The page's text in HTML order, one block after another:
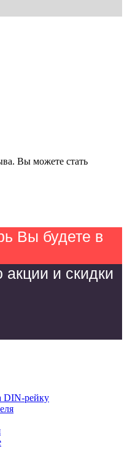
Вы можете стать
Вы будете в
акции и скидки
DIN-рейку